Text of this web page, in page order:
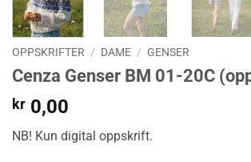
OPPSKRIFTER / DAME / GENSER
Cenza Genser BM 01-20C
kr 0,00
NB! Kun digital oppskrift.